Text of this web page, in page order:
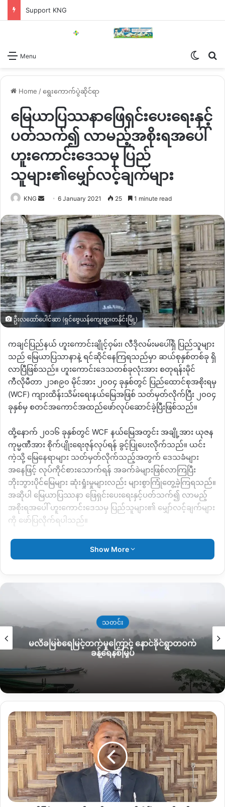
Support KNG
Menu
Home /ရွေးကောက်ပွဲဆိုင်ရာ
မြေယာပြဿနာဖြေရှင်းပေးရေးနှင့်
ပတ်သက်၍ လာမည့်အစိုးရအပေါ်
ဟူးကောင်းဒေသမှ ပြည်
သူများ၏မျှော်လင့်ချက်များ
KNG
Send
email
6 January 2021 25 1 minute read
ဦးလထော်ပေါင်ဆာ (ရှင်ဗွေယန်ကျေးရွာ၊တနိုင်းမြို့)
ကချင်ပြည်နယ် ဟူးကောင်းချိုင့်ဝှမ်း၊ လီဒိုလမ်းမပေါ်ရှိ ပြည်သူများ
သည် မြေယာပြသာနာနဲ့ ရင်ဆိုင်နေကြရသည်မှာ ဆယ်စုနှစ်တစ်ခု ရှိ
လာပြီဖြစ်သည်။ ဟူးကောင်းဒေသတစ်ခုလုံးအား စတုရန်းမိုင်
ကီလိုမီတာ ၂၁၈၉၀ မိုင်အား ၂၀၀၄ ခုနှစ်တွင် ပြည်ထောင်စုအစိုးရမှ
(WCF) ကျားထိန်းသိမ်းရေးနယ်မြေအဖြစ် သတ်မှတ်လိုက်ပြီး ၂၀၀၄
ခုနှစ်မှ စတင်အကောင်အထည်ဖော်လုပ်ဆောင်ခဲ့ပြီးဖြစ်သည်။
ထို့နောက် ၂၀၁၆ ခုနှစ်တွင် WCF နယ်မြေအတွင်း အချို့အား ယုဇန
ကုမ္မဏီအား စိုက်ပျိုးရေးဇုန်လုပ်ရန် ခွင့်ပြုပေးလိုက်သည်။ ယင်း
ကဲ့သို့ မြေနေရာများ သတ်မှတ်လိုက်သည့်အတွက် ဒေသခံများ
အနေဖြင့် လုပ်ကိုင်စားသောက်ရန် အခက်ခဲများဖြစ်လာကြပြီး
ဘိုးဘွားပိုင်မြေများ ဆုံးရှုံးမှုများလည်း များစွာကြုံတွေ့ခဲ့ကြရသည်။
အဆိုပါ မြေယာပြဿနာ ဖြေရှင်းပေးရေးနှင့်ပတ်သက်၍ လာမည့်
အစိုးရအပေါ် ဟူးကောင်းဒေသမှ ပြည်သူများ၏ မျှော်လင့်ချက်များ
ကို ဖော်ပြလိုက်ရပါသည်။
ဦးလထော်ပေါင်ဆာ (ရှင်ဗွေယန်ကျေးရွာ၊တနိုင်းမြို့)
ပြည့်စုံတဲ့ အစိုးရတော့ ဖြစ်ချင်တာပေါ့။အဲလိုမျိုးအစိုးရဖြစ်ရင်
ယောက်နဲ့တည့်ပြီးအပေးအယူတည့်ရင် လုပ်ခွင့်ရရင်ကျေနပ်ကြတာ
ပေါ့။ဖြစ်သင့်ဖြစ်ထိုက်တာကတော့ ကျွန်တော်တို့ရဲ့ ဒေသန္တရ ကို
စိတ်ဝင်စားပေးပြီးတော့မှ ဒေသန္တရကိုလည်း ကာကွယ်စောက်
ရှောက်ရင်းနဲ့ ပြည်ထောင်စုနဲ့ပြည်နယ်ကို သဟဇာတညှိပြီးတော့
ထိန်းကျောင်းပေးနိုင်တဲ့ ကိုယ်စားလှယ်တွေကိုတော့များများ
မျှော်လင့်တာပေါ့”
Show More
သတင်း
မလိခမြစ်ရေမြင့်တက်မှုကြောင့် နောင်ခိုင်ရွာတဝက်
ခန့်ရေနစ်မြှပ်
“ဝန်ကြီး
နေရာ
ကမ်းလှမ်း
တာ
ထက်
ပို
ပြီး
ကျော်
လွန်